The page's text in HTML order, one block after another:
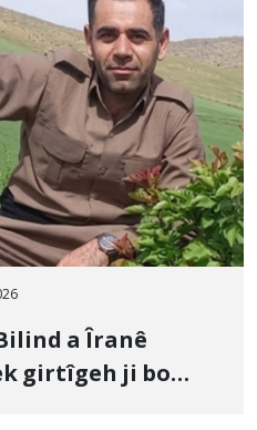
a Îranê
girtîgeh ji bo